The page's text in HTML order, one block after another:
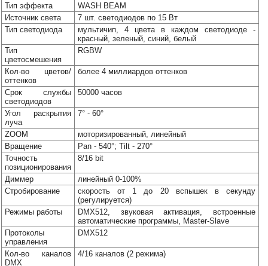
Наши
в
соцсетях:
Тип эффекта
WASH BEAM
Источник света
7 шт. светодиодов по 15 Вт
Тип светодиода
мультичип, 4 цвета в каждом светодиоде -
красный, зеленый, синий, белый
Тип
цветосмешения
RGBW
Кол-во цветов/
оттенков
более 4 миллиардов оттенков
Срок службы
светодиодов
50000 часов
Угол раскрытия
луча
7° - 60°
ZOOM
моторизированный, линейный
Вращение
Pan - 540°; Tilt - 270°
Точность
позиционирования
8/16 bit
Диммер
линейный 0-100%
Стробирование
скорость от 1 до 20 вспышек в секунду
(регулируется)
Режимы работы
DMX512, звуковая активация, встроенные
автоматические программы, Master-Slave
Протоколы
управления
DMX512
Кол-во каналов
DMX
4/16 каналов (2 режима)